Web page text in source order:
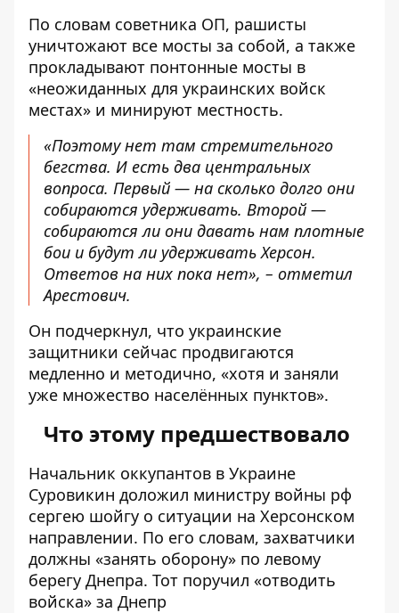
По словам советника ОП, рашисты
уничтожают все мосты за собой, а также
прокладывают понтонные мосты в
«неожиданных для украинских войск
местах» и минируют местность.
«Поэтому нет там стремительного
бегства. И есть два центральных
вопроса. Первый — на сколько долго они
собираются удерживать. Второй —
собираются ли они давать нам плотные
бои и будут ли удерживать Херсон.
Ответов на них пока нет», – отметил
Арестович.
Он подчеркнул, что украинские
защитники сейчас продвигаются
медленно и методично, «хотя и заняли
уже множество населённых пунктов».
Что этому предшествовало
Начальник оккупантов в Украине
Суровикин доложил министру войны рф
сергею шойгу о ситуации на Херсонском
направлении. По его словам, захватчики
должны «занять оборону» по левому
берегу Днепра. Тот поручил «отводить
войска» за Днепр